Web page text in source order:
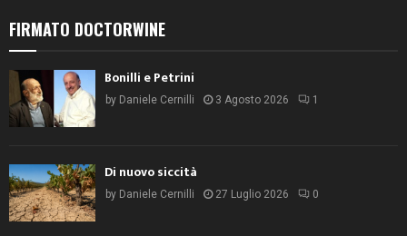
FIRMATO DOCTORWINE
Bonilli e Petrini
by Daniele Cernilli 3 Agosto 2026 1
Di nuovo siccità
by Daniele Cernilli 27 Luglio 2026 0